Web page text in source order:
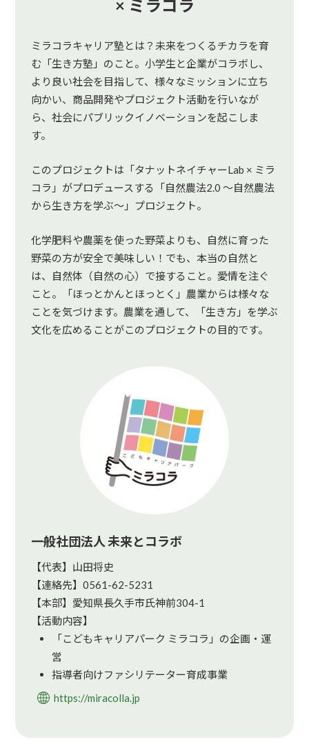
× ミラコラ
ミラコラキャリア塾とは？未来をつくるチカラを育
む「生き方塾」のこと。小学生と企業がコラボし、
より良い社会を目指して、様々なミッションに立ち
向かい、商品開発やプロジェクト活動を行いなが
ら、社会にパブリックイノベーションを起こしま
す。
このプロジェクトは「タナットネイチャーLab × ミラ
コラ」がプロデュースする「自然農法2.0 〜自然農法
から生き方を学ぶ〜」プロジェクト。
化学肥料や農薬を使った野菜よりも、自然に育った
野菜の方が安全で美味しい！でも、本当の自然と
は、自然体（自然の心）で接すること。愛情を注ぐ
こと。「ほっとかんとほっとく」農業からは様々な
ことを気づけます。農業を通して、「生き方」を学ぶ
文化を広めることがこのプロジェクトの目的です。
一般社団法人 未来とコラボ
【代表】山田将史
【連絡先】0561-62-5231
【本部】愛知県長久手市氏神前304-1
【活動内容】
「こどもキャリアパーク ミラコラ」の企画・運
営
指導者向けファシリテーター育成事業
https://miracolla.jp